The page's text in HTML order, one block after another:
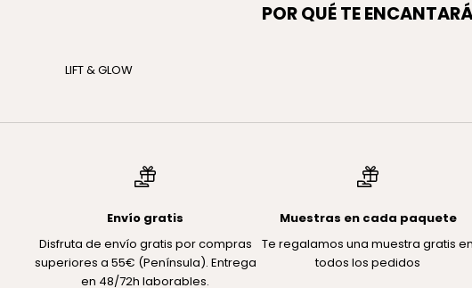
POR QUÉ TE
LIFT & GLOW
Envío gratis
Disfruta de envío gratis por compras
superiores a 55€ (Península). Entrega
en 48/72h laborables.
Muestras en cada paquete
Te regalamos una muestra gratis en
todos los pedidos